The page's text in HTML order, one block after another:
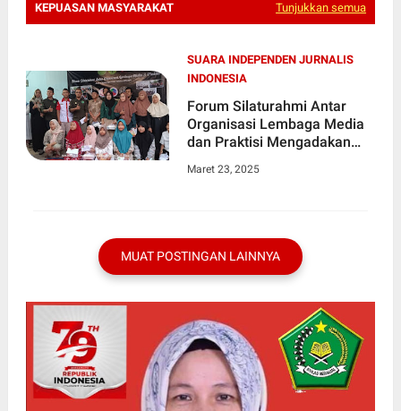
KEPUASAN MASYARAKAT
Tunjukkan semua
SUARA INDEPENDEN JURNALIS
INDONESIA
Forum Silaturahmi Antar
Organisasi Lembaga Media
dan Praktisi Mengadakan
Maret 23, 2025
MUAT POSTINGAN LAINNYA